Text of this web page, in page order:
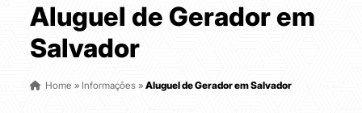
Aluguel de Gerador em
Salvador
Home » Informações »Aluguel de Gerador em Salvador